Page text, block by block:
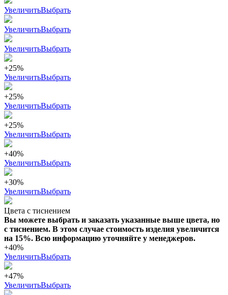
УвеличитьВыбрать
УвеличитьВыбрать
УвеличитьВыбрать
+25%
УвеличитьВыбрать
+25%
УвеличитьВыбрать
+25%
УвеличитьВыбрать
+40%
УвеличитьВыбрать
+30%
УвеличитьВыбрать
Цвета с тиснением
Вы можете выбрать и заказать указанные выше цвета, но
с тиснением. В этом случае стоимость изделия увеличится
на 15%. Всю информацию уточняйте у менеджеров.
+40%
УвеличитьВыбрать
+47%
УвеличитьВыбрать